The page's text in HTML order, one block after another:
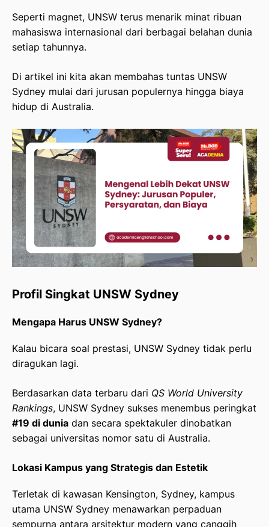
Dokumen Persiapan yang Wajib Disiapkan
Penutup
Seperti magnet, UNSW terus menarik minat ribuan
mahasiswa internasional dari berbagai belahan dunia
setiap tahunnya.
Di artikel ini kita akan membahas tuntas UNSW
Sydney mulai dari jurusan populernya hingga biaya
hidup di Australia.
Profil Singkat UNSW Sydney
Mengapa Harus UNSW Sydney?
Kalau bicara soal prestasi, UNSW Sydney tidak perlu
diragukan lagi.
Berdasarkan data terbaru dari QS World University
Rankings, UNSW Sydney sukses menembus peringkat
#19 di dunia dan secara spektakuler dinobatkan
sebagai universitas nomor satu di Australia.
Lokasi Kampus yang Strategis dan Estetik
Terletak di kawasan Kensington, Sydney, kampus
utama UNSW Sydney menawarkan perpaduan
sempurna antara arsitektur modern yang canggih